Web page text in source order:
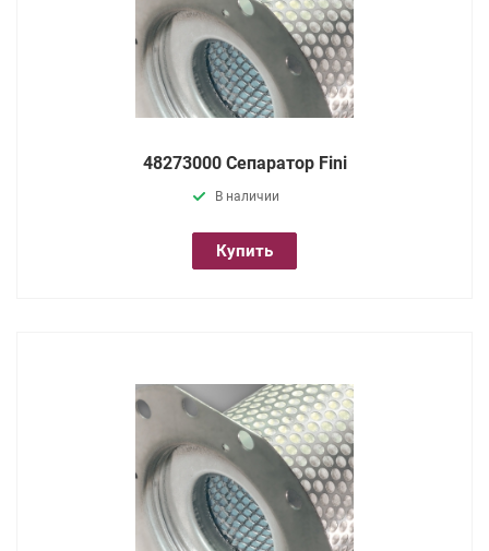
48273000 Сепаратор Fini
В наличии
Купить